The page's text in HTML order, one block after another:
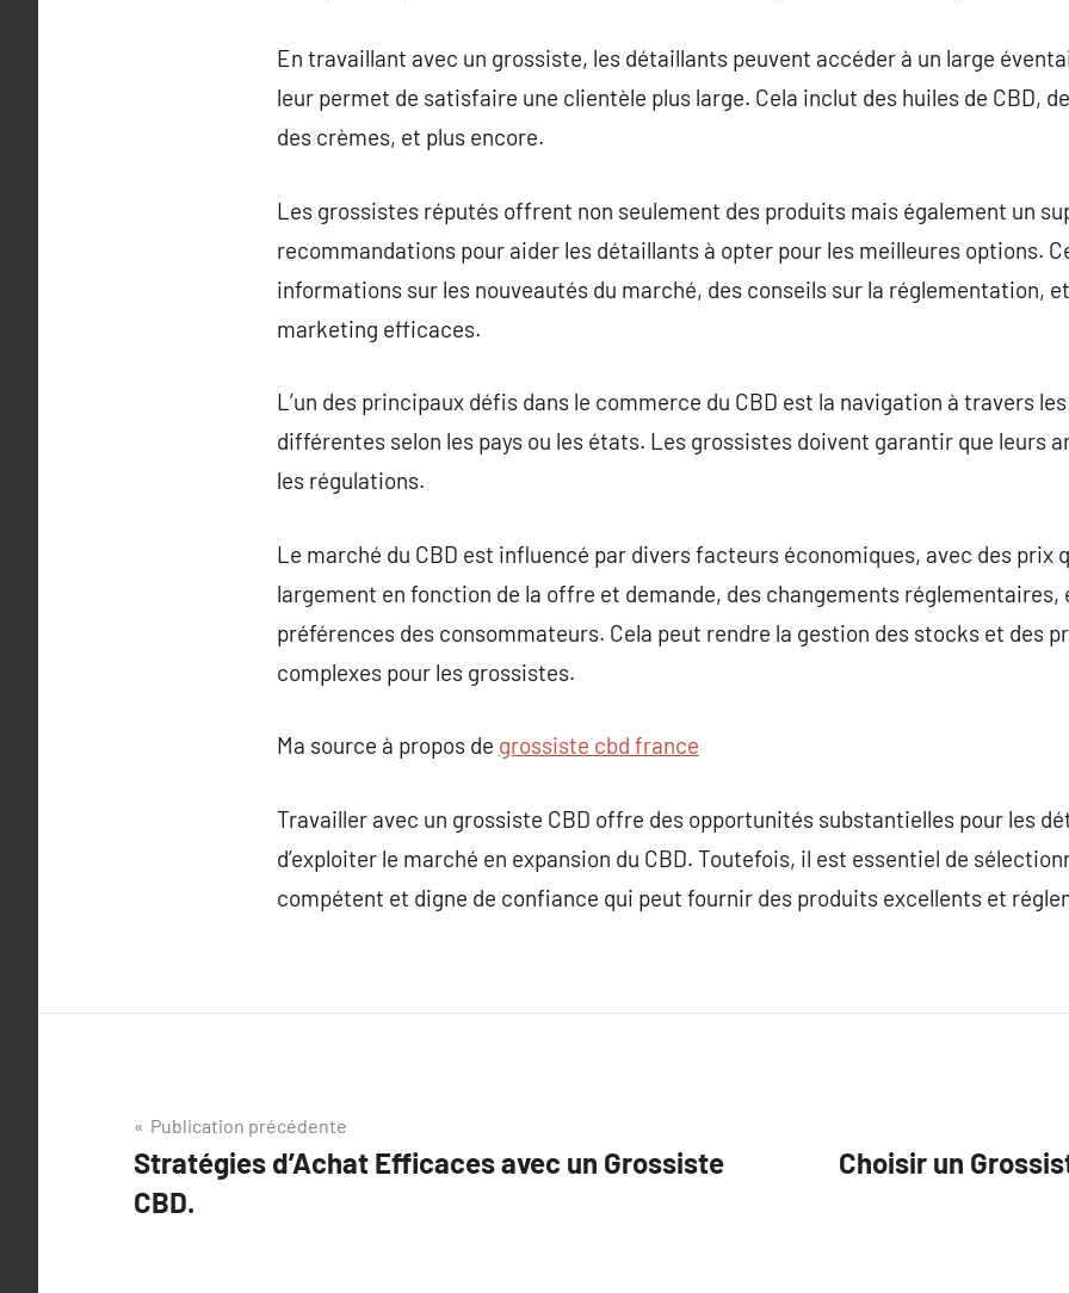
En travaillant avec un grossiste, les détaillants peuvent accéder à un large
leur permet de satisfaire une clientèle plus large. Cela inclut des huiles de CBD,
des crèmes, et plus encore.
Les grossistes réputés offrent non seulement des produits mais également un
recommandations pour aider les détaillants à opter pour les meilleures options.
informations sur les nouveautés du marché, des conseils sur la réglementation,
marketing efficaces.
L’un des principaux défis dans le commerce du CBD est la navigation à travers
différentes selon les pays ou les états. Les grossistes doivent garantir que leurs
les régulations.
Le marché du CBD est influencé par divers facteurs économiques, avec des prix
largement en fonction de la offre et demande, des changements réglementaires,
préférences des consommateurs. Cela peut rendre la gestion des stocks et des
complexes pour les grossistes.
Ma source à propos de grossiste cbd france
Travailler avec un grossiste CBD offre des opportunités substantielles pour les
d’exploiter le marché en expansion du CBD. Toutefois, il est essentiel de
compétent et digne de confiance qui peut fournir des produits excellents et
Navigation
de
l’article
Publication précédente
Stratégies d’Achat Efficaces avec un Grossiste
CBD.
Choisir un